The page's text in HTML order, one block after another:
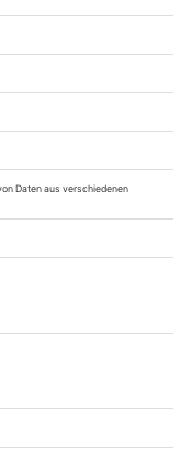
«verschlucken» will,
um den schönen
des Tiroler
ihr Abschied von Covent
Joan Sutherland die
Opernszene. In mehr
von Lieder- und
für die Nachwelt
nun beim Label
fast zeitgleich